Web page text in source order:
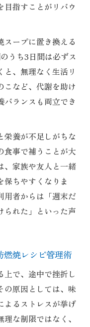
目指すことがリバウ
ープに置き換える
うち3日間は必ずス
、無理なく生活リ
こなど、代謝を助け
バランスも両立でき
栄養が不足しがちな
食事で補うことが大
、家族や友人と一緒
保ちやすくなりま
用者からは「週末だ
られた」といった声
燃焼レシピ管理術
上で、途中で挫折し
の原因としては、味
よるストレスが挙げ
な制限ではなく、